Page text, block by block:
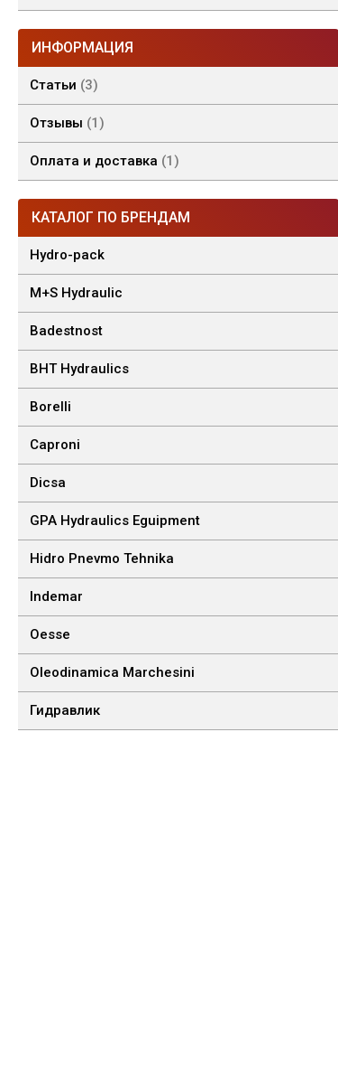
ИНФОРМАЦИЯ
Статьи 3
Отзывы 1
Оплата и доставка 1
КАТАЛОГ ПО БРЕНДАМ
Hydro-pack
M+S Hydraulic
Badestnost
BHT Hydraulics
Borelli
Caproni
Dicsa
GPA Hydraulics Eguipment
Hidro Pnevmo Tehnika
Indemar
Oesse
Oleodinamica Marchesini
Гидравлик